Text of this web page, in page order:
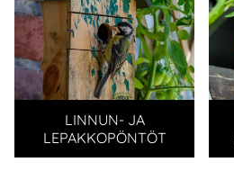
LINNUN- JA
LEPAKKOPÖNTÖT